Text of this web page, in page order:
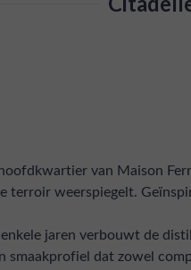
van Maison
terroir weerspiegelt.
jaren verbouwt de
dat zowel